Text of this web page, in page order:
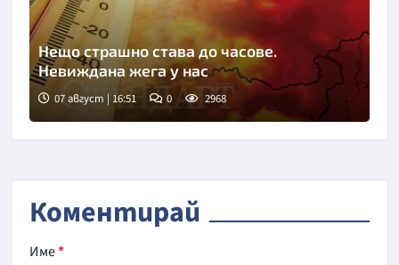
Нещо страшно става до часове.
Невиждана жега у нас
07 август | 16:51 0 2968
Коментирай
Име*